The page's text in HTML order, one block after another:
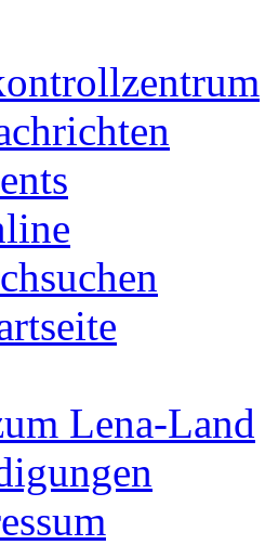
Lena-Land